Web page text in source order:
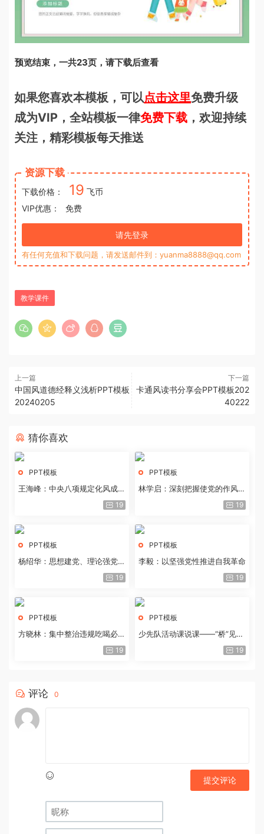
预览结束，一共23页，请下载后查看
如果您喜欢本模板，可以点击这里免费升级
成为VIP，全站模板一律免费下载 ，欢迎持续
关注，精彩模板每天推送
资源下载
下载价格： 19 飞币
VIP优惠：
免费
请先登录
有任何充值和下载问题，请发送邮件到：yuanma8888@qq.com
教学课件
上一篇
中国风道德经释义浅析PPT模板
20240205
下一篇
卡通风读书分享会PPT模板202
40222
猜你喜欢
PPT模板
王海峰：中央八项规定化风成俗
19
PPT模板
林学启：深刻把握使党的作风全
19
PPT模板
杨绍华：思想建党、理论强党的
19
PPT模板
李毅：以坚强党性推进自我革命
19
PPT模板
方晓林：集中整治违规吃喝必须
19
PPT模板
少先队活动课说课——“桥”见中
19
评论 0
提交评论